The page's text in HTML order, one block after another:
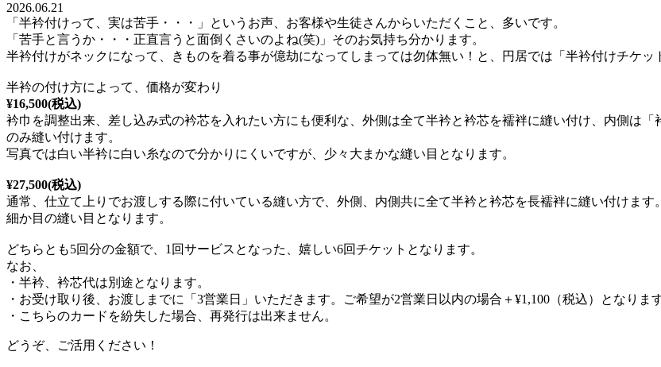
2026.06.21
「半衿付けって、実は苦手・・・」というお声、お客様や生徒さんからいただくこと、多いです。
「苦手と言うか・・・正直言うと面倒くさいのよね(笑)」そのお気持ち分かります。
半衿付けがネックになって、きものを着る事が億劫になってしまっては勿体無い！と、円居では「半衿付けチケッ
半衿の付け方によって、価格が変わり
¥16,500(税込)
衿巾を調整出来、差し込み式の衿芯を入れたい方にも便利な、外側は全て半衿と衿芯を襦袢に縫い付け、内側は
のみ縫い付けます。
写真では白い半衿に白い糸なので分かりにくいですが、少々大まかな縫い目となります。
¥27,500(税込)
通常、仕立て上りでお渡しする際に付いている縫い方で、外側、内側共に全て半衿と衿芯を長襦袢に縫い付けます。
細か目の縫い目となります。
どちらとも5回分の金額で、1回サービスとなった、嬉しい6回チケットとなります。
なお、
・半衿、衿芯代は別途となります。
・お受け取り後、お渡しまでに「3営業日」いただきます。ご希望が2営業日以内の場合＋¥1,100（税込）となります
・こちらのカードを紛失した場合、再発行は出来ません。
どうぞ、ご活用ください！